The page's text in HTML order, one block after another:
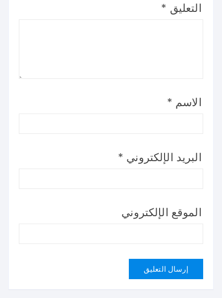
التعليق *
الاسم *
البريد الإلكتروني *
الموقع الإلكتروني